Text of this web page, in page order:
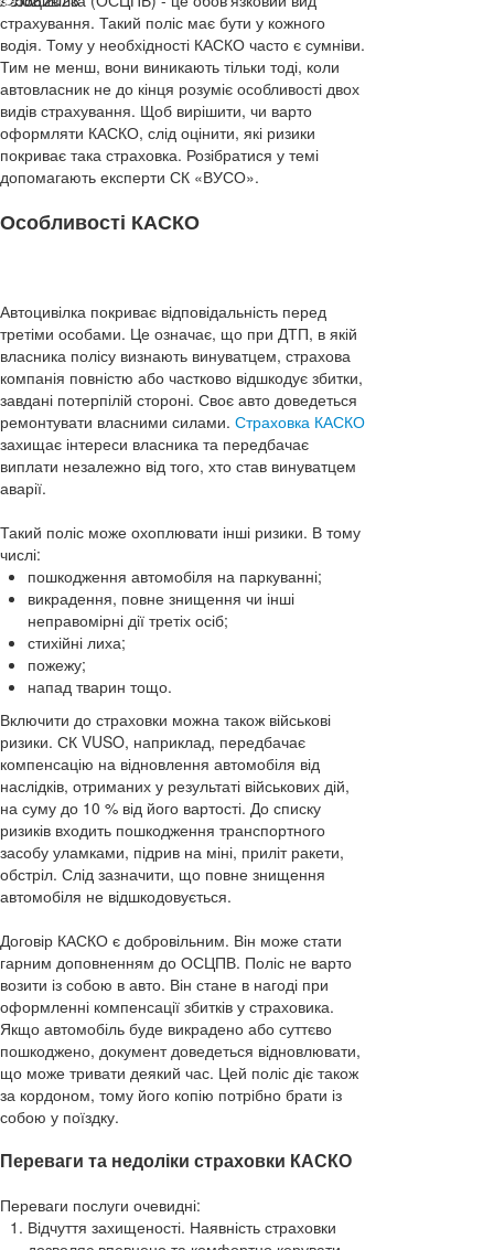
страхування. Такий поліс має бути у кожного
водія. Тому у необхідності КАСКО часто є сумніви.
Тим не менш, вони виникають тільки тоді, коли
автовласник не до кінця розуміє особливості двох
видів страхування. Щоб вирішити, чи варто
оформляти КАСКО, слід оцінити, які ризики
покриває така страховка. Розібратися у темі
допомагають експерти СК «ВУСО».
Особливості КАСКО
Автоцивілка покриває відповідальність перед
третіми особами. Це означає, що при ДТП, в якій
власника полісу визнають винуватцем, страхова
компанія повністю або частково відшкодує збитки,
завдані потерпілій стороні. Своє авто доведеться
ремонтувати власними силами. Страховка КАСКО
захищає інтереси власника та передбачає
виплати незалежно від того, хто став винуватцем
аварії.
Такий поліс може охоплювати інші ризики. В тому
числі:
пошкодження автомобіля на паркуванні;
викрадення, повне знищення чи інші
неправомірні дії третіх осіб;
стихійні лиха;
пожежу;
напад тварин тощо.
Включити до страховки можна також військові
ризики. СК VUSO, наприклад, передбачає
компенсацію на відновлення автомобіля від
наслідків, отриманих у результаті військових дій,
на суму до 10 % від його вартості. До списку
ризиків входить пошкодження транспортного
засобу уламками, підрив на міні, приліт ракети,
обстріл. Слід зазначити, що повне знищення
автомобіля не відшкодовується.
Договір КАСКО є добровільним. Він може стати
гарним доповненням до ОСЦПВ. Поліс не варто
возити із собою в авто. Він стане в нагоді при
оформленні компенсації збитків у страховика.
Якщо автомобіль буде викрадено або суттєво
пошкоджено, документ доведеться відновлювати,
що може тривати деякий час. Цей поліс діє також
за кордоном, тому його копію потрібно брати із
собою у поїздку.
Переваги та недоліки страховки КАСКО
Переваги послуги очевидні:
Відчуття захищеності. Наявність страховки